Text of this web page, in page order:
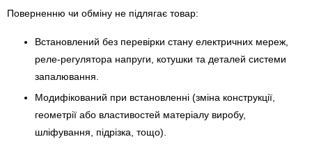
Поверненню чи обміну не підлягає товар:
Встановлений без перевірки стану електричних мереж,
реле-регулято­ра напруги, котушки та деталей системи
запалювання.
Модифікований при встановленні (зміна конструкції,
геометрії або властивостей матеріалу виробу,
шліфування, підрізка, тощо).